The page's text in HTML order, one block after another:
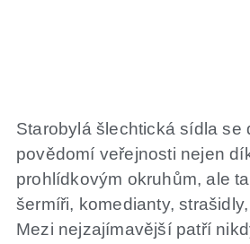
Starobylá šlechtická sídla se
povědomí veřejnosti nejen
prohlídkovým okruhům, ale
šermíři, komedianty,
Mezi nejzajímavější patří